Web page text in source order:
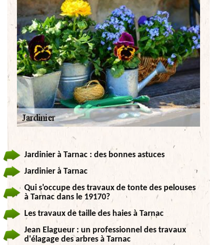
Jardinier à Tarnac : des bonnes astuces
Jardinier à Tarnac
Qui s'occupe des travaux de tonte des pelouses
à Tarnac dans le 19170?
Les travaux de taille des haies à Tarnac
Jean Elagueur : un professionnel des travaux
d'élagage des arbres à Tarnac